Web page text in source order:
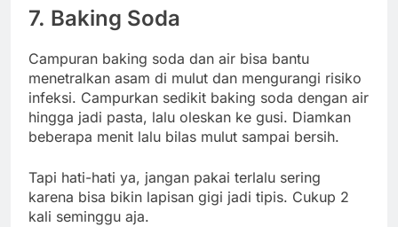
7. Baking Soda
Campuran baking soda dan air bisa bantu
menetralkan asam di mulut dan mengurangi risiko
infeksi. Campurkan sedikit baking soda dengan air
hingga jadi pasta, lalu oleskan ke gusi. Diamkan
beberapa menit lalu bilas mulut sampai bersih.
Tapi hati-hati ya, jangan pakai terlalu sering
karena bisa bikin lapisan gigi jadi tipis. Cukup 2
kali seminggu aja.